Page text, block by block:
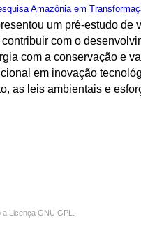
Amazônia em
um pré-estudo de
com o
com a conservação e
em inovação
as leis ambientais e
a Licença GNU GPL